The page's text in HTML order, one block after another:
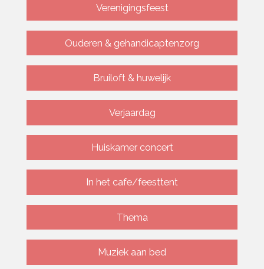
Verenigingsfeest
Ouderen & gehandicaptenzorg
Bruiloft & huwelijk
Verjaardag
Huiskamer concert
In het cafe/feesttent
Thema
Muziek aan bed